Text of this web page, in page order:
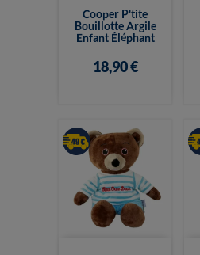
Cooper P'tite
Bouillotte Argile
Enfant Éléphant
18,90 €